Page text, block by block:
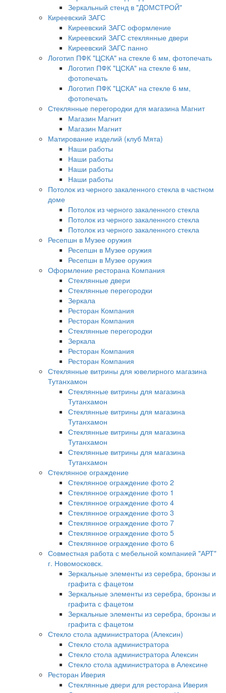
Зеркальный стенд в "ДОМСТРОЙ"
Киреевский ЗАГС
Киреевский ЗАГС оформление
Киреевский ЗАГС стеклянные двери
Киреевский ЗАГС панно
Логотип ПФК "ЦСКА" на стекле 6 мм, фотопечать
Логотип ПФК "ЦСКА" на стекле 6 мм,
фотопечать
Логотип ПФК "ЦСКА" на стекле 6 мм,
фотопечать
Стеклянные перегородки для магазина Магнит
Магазин Магнит
Магазин Магнит
Матирование изделий (клуб Мята)
Наши работы
Наши работы
Наши работы
Наши работы
Потолок из черного закаленного стекла в частном
доме
Потолок из черного закаленного стекла
Потолок из черного закаленного стекла
Потолок из черного закаленного стекла
Ресепшн в Музее оружия
Ресепшн в Музее оружия
Ресепшн в Музее оружия
Оформление ресторана Компания
Стеклянные двери
Стеклянные перегородки
Зеркала
Ресторан Компания
Ресторан Компания
Стеклянные перегородки
Зеркала
Ресторан Компания
Ресторан Компания
Стеклянные витрины для ювелирного магазина
Тутанхамон
Стеклянные витрины для магазина
Тутанхамон
Стеклянные витрины для магазина
Тутанхамон
Стеклянные витрины для магазина
Тутанхамон
Стеклянные витрины для магазина
Тутанхамон
Стеклянное ограждение
Стеклянное ограждение фото 2
Стеклянное ограждение фото 1
Стеклянное ограждение фото 4
Стеклянное ограждение фото 3
Стеклянное ограждение фото 7
Стеклянное ограждение фото 5
Стеклянное ограждение фото 6
Совместная работа с мебельной компанией "АРТ"
г. Новомосковск.
Зеркальные элементы из серебра, бронзы и
графита с фацетом
Зеркальные элементы из серебра, бронзы и
графита с фацетом
Зеркальные элементы из серебра, бронзы и
графита с фацетом
Стекло стола администратора (Алексин)
Стекло стола администратора
Стекло стола администратора Алексин
Стекло стола администратора в Алексине
Ресторан Иверия
Стеклянные двери для ресторана Иверия